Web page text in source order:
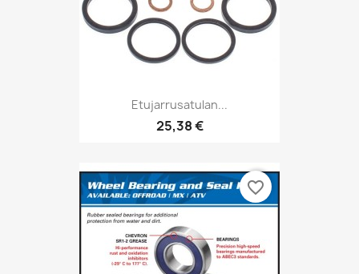
Etujarrusatulan...
25,38 €
favorite_border